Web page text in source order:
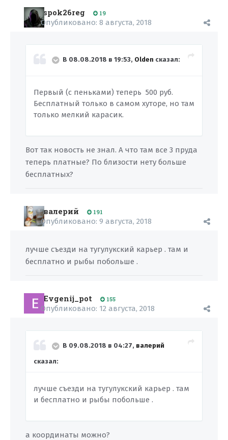
spok26reg 19
Опубликовано: 8 августа, 2018
В 08.08.2018 в 19:53, Olden сказал:
Первый (с пеньками) теперь 500 руб.
Бесплатный только в самом хуторе, но там
только мелкий карасик.
Вот так новость не знал. А что там все 3 пруда
теперь платные? По близости нету больше
бесплатных?
валерий 191
Опубликовано: 9 августа, 2018
лучше съезди на тугулукский карьер . там и
бесплатно и рыбы побольше .
Evgenij_pot 155
Опубликовано: 12 августа, 2018
В 09.08.2018 в 04:27, валерий
сказал:
лучше съезди на тугулукский карьер . там
и бесплатно и рыбы побольше .
а координаты можно?